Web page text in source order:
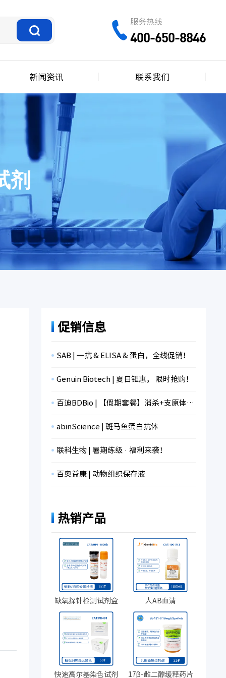
服务热线
400-650-8846
新闻资讯 联系我们
剂
促销信息
SAB | 一抗 & ELISA & 蛋白，全线促销！
Genuin Biotech | 夏日钜惠， 限时抢购！
百迪BDBio | 【假期套餐】消杀+支原体检测+冻存，限时折扣！
abinScience | 斑马鱼蛋白抗体
联科生物 | 暑期练级 · 福利来袭！
百奥益康 | 动物组织保存液
热销产品
缺氧探针检测试剂盒 人AB血清
快速高尔基染色试剂
17β-雌二醇缓释药片